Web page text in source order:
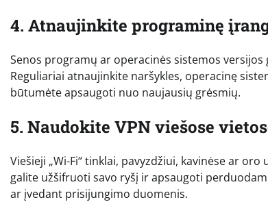
4. Atnaujinkite programinę
Senos programų ar operacinės sistemos
Reguliariai atnaujinkite naršykles, operacinę
būtumėte apsaugoti nuo naujausių grėsmių.
5. Naudokite VPN viešose
Viešieji „Wi-Fi“ tinklai, pavyzdžiui, kavinėse ar
galite užšifruoti savo ryšį ir apsaugoti
ar įvedant prisijungimo duomenis.